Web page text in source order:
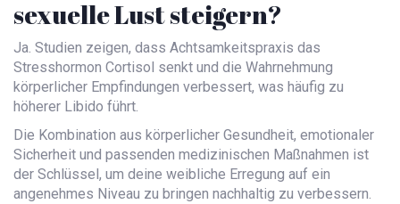
sexuelle Lust steigern?
Ja. Studien zeigen, dass Achtsamkeitspraxis das
Stresshormon Cortisol senkt und die Wahrnehmung
körperlicher Empfindungen verbessert, was häufig zu
höherer Libido führt.
Die Kombination aus körperlicher Gesundheit, emotionaler
Sicherheit und passenden medizinischen Maßnahmen ist
der Schlüssel, um deine weibliche Erregung auf ein
angenehmes Niveau zu bringen nachhaltig zu verbessern.